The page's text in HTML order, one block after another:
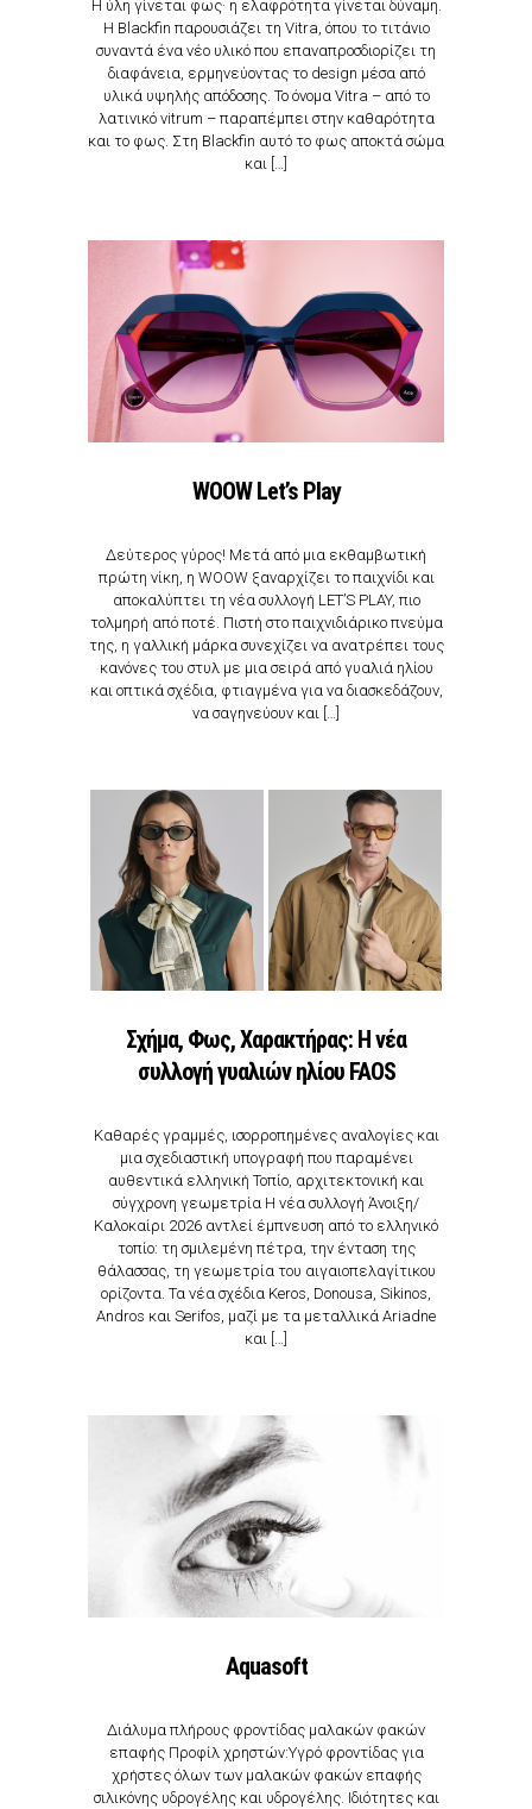
Η ύλη γίνεται φως· η ελαφρότητα γίνεται δύναμη.
Η Blackfin παρουσιάζει τη Vitra, όπου το τιτάνιο
συναντά ένα νέο υλικό που επαναπροσδιορίζει τη
διαφάνεια, ερμηνεύοντας το design μέσα από
υλικά υψηλής απόδοσης. Το όνομα Vitra – από το
λατινικό vitrum – παραπέμπει στην καθαρότητα
και το φως. Στη Blackfin αυτό το φως αποκτά σώμα
και […]
WOOW Let’s Play
Δεύτερος γύρος! Μετά από μια εκθαμβωτική
πρώτη νίκη, η WOOW ξαναρχίζει το παιχνίδι και
αποκαλύπτει τη νέα συλλογή LET’S PLAY, πιο
τολμηρή από ποτέ. Πιστή στο παιχνιδιάρικο πνεύμα
της, η γαλλική μάρκα συνεχίζει να ανατρέπει τους
κανόνες του στυλ με μια σειρά από γυαλιά ηλίου
και οπτικά σχέδια, φτιαγμένα για να διασκεδάζουν,
να σαγηνεύουν και […]
Σχήμα, Φως, Χαρακτήρας: Η νέα
συλλογή γυαλιών ηλίου FAOS
Καθαρές γραμμές, ισορροπημένες αναλογίες και
μια σχεδιαστική υπογραφή που παραμένει
αυθεντικά ελληνική Τοπίο, αρχιτεκτονική και
σύγχρονη γεωμετρία Η νέα συλλογή Άνοιξη/
Καλοκαίρι 2026 αντλεί έμπνευση από το ελληνικό
τοπίο: τη σμιλεμένη πέτρα, την ένταση της
θάλασσας, τη γεωμετρία του αιγαιοπελαγίτικου
ορίζοντα. Τα νέα σχέδια Keros, Donousa, Sikinos,
Andros και Serifos, μαζί με τα μεταλλικά Ariadne
και […]
Aquasoft
Διάλυμα πλήρους φροντίδας μαλακών φακών
επαφής Προφίλ χρηστών:Υγρό φροντίδας για
χρήστες όλων των μαλακών φακών επαφής
σιλικόνης υδρογέλης και υδρογέλης. Ιδιότητες και